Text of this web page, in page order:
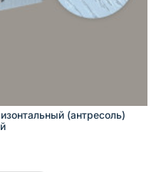
(антресоль)